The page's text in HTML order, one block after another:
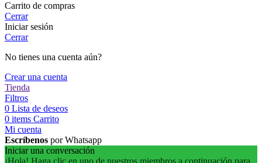
Carrito de compras
Cerrar
Iniciar sesión
Cerrar
No tienes una cuenta aún?
Crear una cuenta
Tienda
Filtros
0 Lista de deseos
0 items Carrito
Mi cuenta
Escríbenos por Whatsapp
Iniciar una conversación